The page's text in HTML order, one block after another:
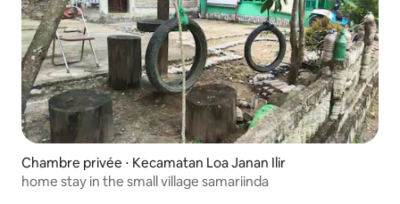
Chambre privée ⋅ Kecamatan Loa Janan Ilir
home stay in the small village samariinda